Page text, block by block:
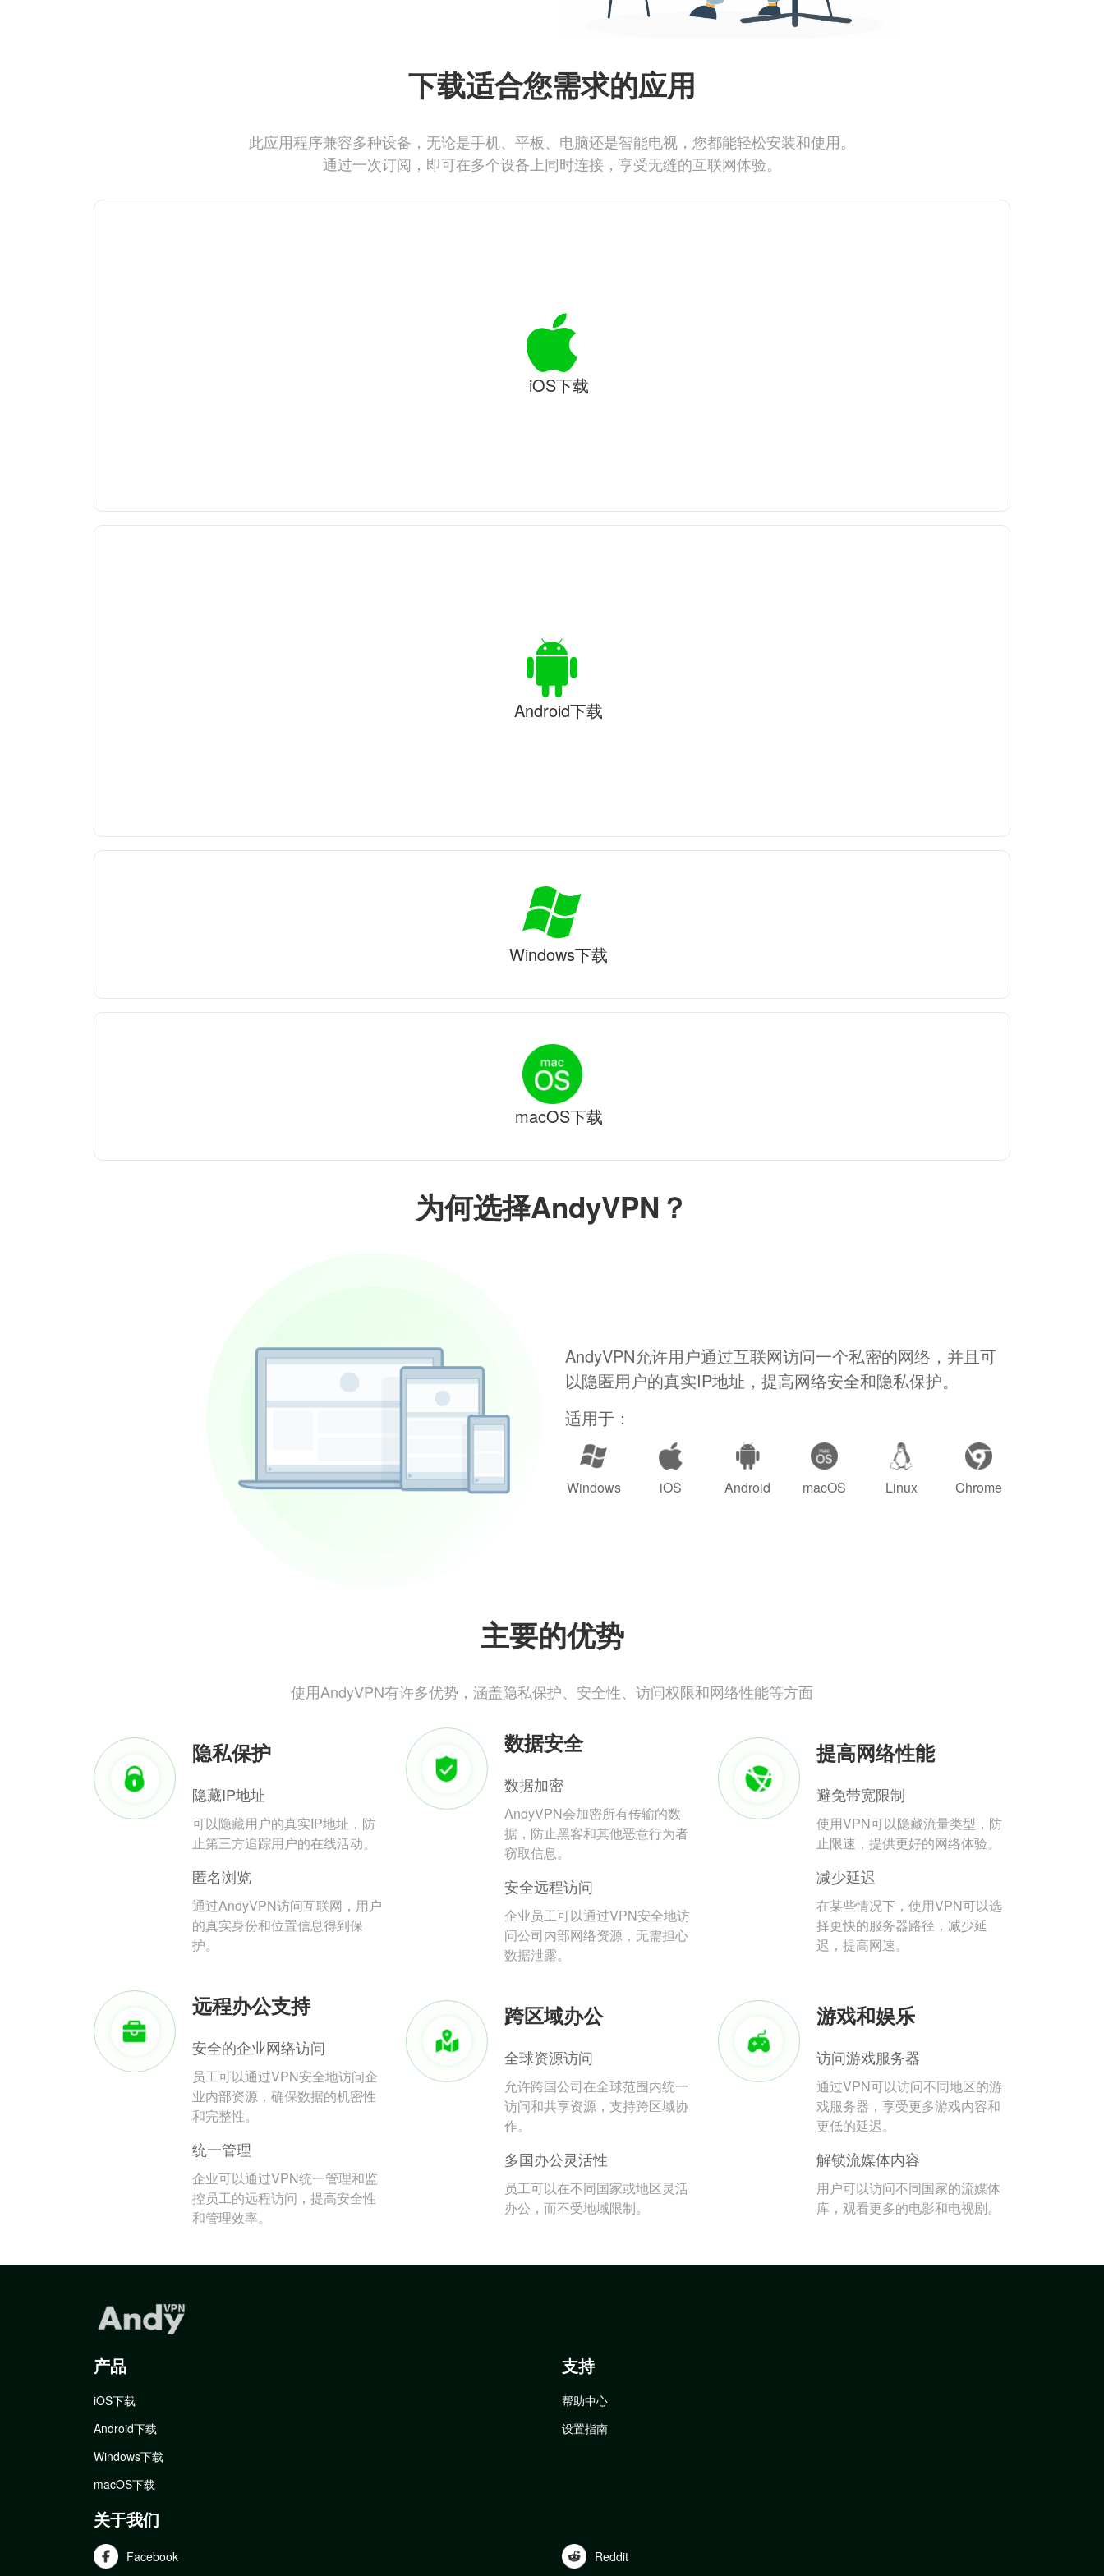
为何选择AndyVPN？
AndyVPN允许用户通过互联网访问一个私密的网络，并且可
以隐匿用户的真实IP地址，提高网络安全和隐私保护。
适用于：
Windows iOS Android macOS Linux Chrome
主要的优势
使用AndyVPN有许多优势，涵盖隐私保护、安全性、访问权限和网络性能等方面
隐私保护
隐藏IP地址
可以隐藏用户的真实IP地址，防
止第三方追踪用户的在线活动。
匿名浏览
通过AndyVPN访问互联网，用户
的真实身份和位置信息得到保
护。
数据安全
数据加密
AndyVPN会加密所有传输的数
据，防止黑客和其他恶意行为者
窃取信息。
安全远程访问
企业员工可以通过VPN安全地访
问公司内部网络资源，无需担心
数据泄露。
提高网络性能
避免带宽限制
使用VPN可以隐藏流量类型，防
止限速，提供更好的网络体验。
减少延迟
在某些情况下，使用VPN可以选
择更快的服务器路径，减少延
迟，提高网速。
远程办公支持
安全的企业网络访问
员工可以通过VPN安全地访问企
业内部资源，确保数据的机密性
和完整性。
统一管理
企业可以通过VPN统一管理和监
控员工的远程访问，提高安全性
和管理效率。
跨区域办公
全球资源访问
允许跨国公司在全球范围内统一
访问和共享资源，支持跨区域协
作。
多国办公灵活性
员工可以在不同国家或地区灵活
办公，而不受地域限制。
游戏和娱乐
访问游戏服务器
通过VPN可以访问不同地区的游
戏服务器，享受更多游戏内容和
更低的延迟。
解锁流媒体内容
用户可以访问不同国家的流媒体
库，观看更多的电影和电视剧。
下载适合您需求的应用
此应用程序兼容多种设备，无论是手机、平板、电脑还是智能电视，您都能轻松安装和使用。
通过一次订阅，即可在多个设备上同时连接，享受无缝的互联网体验。
iOS下载
Android下载
Windows下载
macOS下载
产品
iOS下载
Android下载
Windows下载
macOS下载
支持
帮助中心
设置指南
关于我们
Facebook Reddit